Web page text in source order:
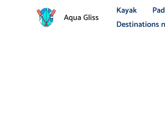
Aqua Gliss
Kayak
Destinations